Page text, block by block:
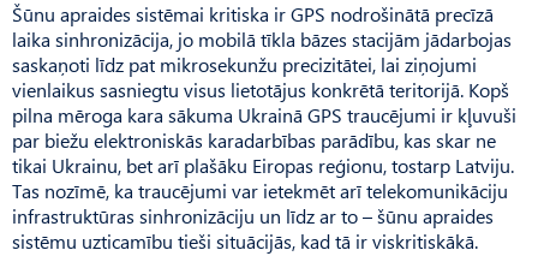
Šūnu apraides sistēmai kritiska ir GPS nodrošinātā precīzā
laika sinhronizācija, jo mobilā tīkla bāzes stacijām jādarbojas
saskaņoti līdz pat mikrosekunžu precizitātei, lai ziņojumi
vienlaikus sasniegtu visus lietotājus konkrētā teritorijā. Kopš
pilna mēroga kara sākuma Ukrainā GPS traucējumi ir kļuvuši
par biežu elektroniskās karadarbības parādību, kas skar ne
tikai Ukrainu, bet arī plašāku Eiropas reģionu, tostarp Latviju.
Tas nozīmē, ka traucējumi var ietekmēt arī telekomunikāciju
infrastruktūras sinhronizāciju un līdz ar to – šūnu apraides
sistēmu uzticamību tieši situācijās, kad tā ir viskritiskākā.